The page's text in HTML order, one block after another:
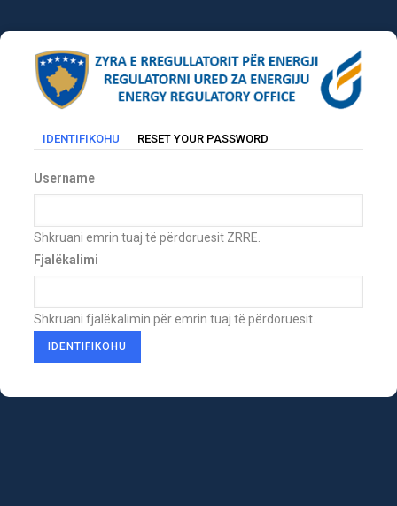
to
content
Primary
tabs
IDENTIFIKOHU (TABRESET YOUR PASSWORD
Username
Shkruani emrin tuaj të përdoruesit ZRRE.
Fjalëkalimi
Shkruani fjalëkalimin për emrin tuaj të përdoruesit.